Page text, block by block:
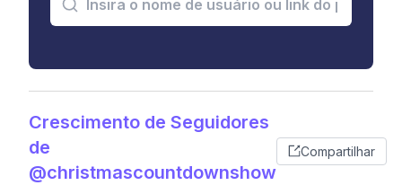
Crescimento de Seguidores
de
@christmascountdownshow
Compartilhar